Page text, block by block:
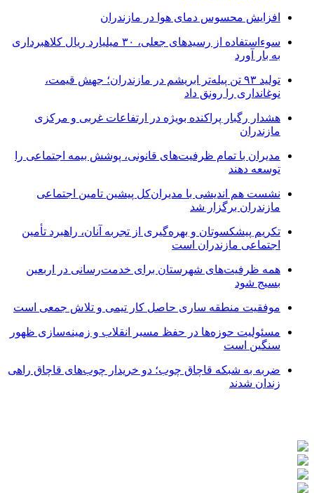
افزایش محسوس دمای هوا در مازندران
سوءاستفاده از رسیدهای جعلی، ۳۰ میلیارد ریال کلاهبرداری
به بار آورد
تولید ۹۳ تن پیله‌تر ابریشم در مازندران؛ جهش قیمت،
نوغانداری را رونق داد
هشدار رگبار پراکنده بویژه در ارتفاعات غربی و مرکزی
مازندران
مدیران با تمام ظرفیت‌های قانونی، پوشش بیمه اجتماعی را
توسعه دهند
نشست هم اندیشی با مدیران‌کل پیشین تامین اجتماعی
مازندران برگزار شد
تکریم پیشکسوتان و بهره‌گیری از تجربه آنان، راهبرد تأمین
اجتماعی مازندران است
همه ظرفیت‌های شهرستان برای خدمت‌رسانی در اربعین
بسیج شود
موفقیت منطقه ساری حاصل کار تیمی و تلاش جمعی است
مسئولیت حوزه‌ها در حفظ مسیر انقلاب و زمینه‌سازی ظهور
سنگین است
ضربه به شبکه قاچاق چوب؛ دو خریدار چوب‌های قاچاق راهی
زندان شدند